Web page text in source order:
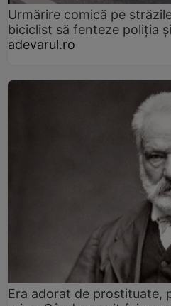
Urmărire comică pe
biciclist să fenteze poliția
adevarul.ro
Era adorat de prostituate,